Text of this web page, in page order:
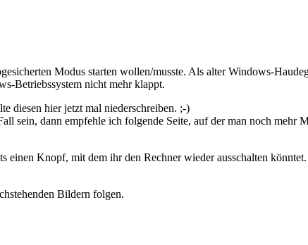
Modus starten wollen/musste. Als alter Windows-
Betriebssystem nicht mehr klappt.
diesen hier jetzt mal niederschreiben. ;-)
sein, dann empfehle ich folgende Seite, auf der man noch mehr
einen Knopf, mit dem ihr den Rechner wieder ausschalten könntet.
Bildern folgen.